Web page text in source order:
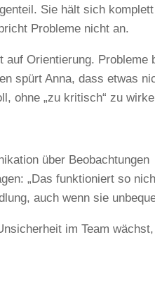
Sie hält sich
Probleme nicht an.
auf Orientierung.
spürt Anna, dass etwas
ohne „zu kritisch“ zu
über Beobachtungen
„Das funktioniert so
auch wenn sie
im Team